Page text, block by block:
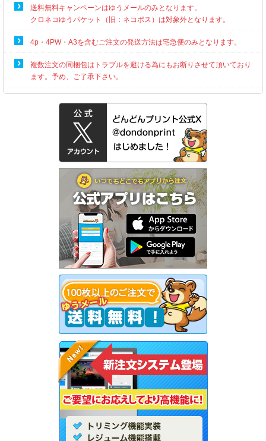
送料無料キャンペーンはゆうメールのみとなります。
クロネコゆうパケット（旧：ネコポス）は対象外となります。
4p・4PW・A3を含むご注文の発送方法は宅急便のみとなります。
複数注文の同梱包はトラブルを避ける為にもお断りさせて頂いており
ます。予め、ご了承下さい。